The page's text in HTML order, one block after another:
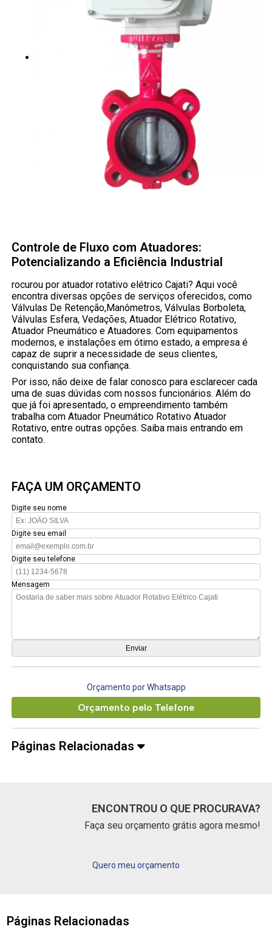
Controle de Fluxo com Atuadores:
Potencializando a Eficiência Industrial
rocurou por atuador rotativo elétrico Cajati? Aqui você
encontra diversas opções de serviços oferecidos, como
Válvulas De Retenção,Manômetros, Válvulas Borboleta,
Válvulas Esfera, Vedações, Atuador Elétrico Rotativo,
Atuador Pneumático e Atuadores. Com equipamentos
modernos, e instalações em ótimo estado, a empresa é
capaz de suprir a necessidade de seus clientes,
conquistando sua confiança.
Por isso, não deixe de falar conosco para esclarecer cada
uma de suas dúvidas com nossos funcionários. Além do
que já foi apresentado, o empreendimento também
trabalha com Atuador Pneumático Rotativo Atuador
Rotativo, entre outras opções. Saiba mais entrando em
contato.
FAÇA UM ORÇAMENTO
Digite seu nome
Digite seu email
Digite seu telefone
Mensagem
Orçamento por Whatsapp
Orçamento pelo Telefone
Páginas Relacionadas
ENCONTROU O QUE PROCURAVA?
Faça seu orçamento grátis agora mesmo!
Quero meu orçamento
Páginas Relacionadas